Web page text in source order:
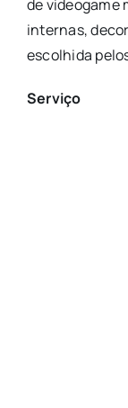
de videogame
internas,
escolhida
Serviço